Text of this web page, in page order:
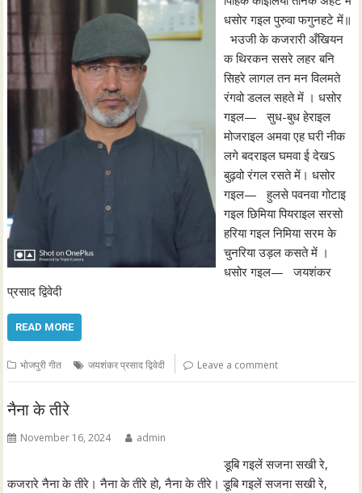
धसोर गइल पुरुवा फगुनहटे में॥
भउजी के कजरारी अँखियन
क थिरकन ससरे लहर बनि
सिहरे लागल तन मन विलमते
रंगवो डलल सहते में । धसोर
गइल— सुध-बुध हेराइल
मोजराइल अमवा एह घरी नीक
लगे बदराइल घमवा ई देखS
बुढ़वो रंगल रसते में। धसोर
गइल— हुलसे पवनवा गोटाइ
गइल छिमिया पियराइल सरसो
हरिया गइल निमिया सरम के
चुनरिया उड़ल कसते में ।
धसोर गइल— जयशंकर
प्रसाद द्विवेदी
READ MORE
भोजपुरी गीत जयशंकर प्रसाद द्विवेदी Leave a comment
नैना के तीरे
November 16, 2024 admin
डूबि गइलें सजना सखी रे,
कजरारे नैना के तीरे। नैना के तीरे हो, नैना के तीरे। डूबि गइलें सजना सखी रे,